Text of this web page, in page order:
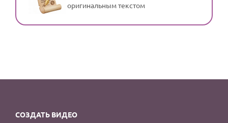
оригинальным текстом
СОЗДАТЬ ВИДЕО